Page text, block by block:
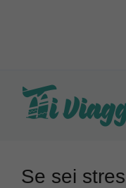
Se sei